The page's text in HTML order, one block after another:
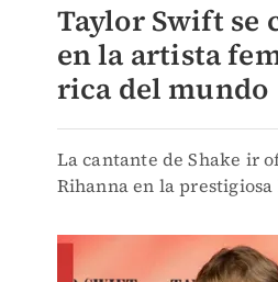
Taylor Swift se
en la artista
rica del mundo
La cantante de Shake ir
Rihanna en la